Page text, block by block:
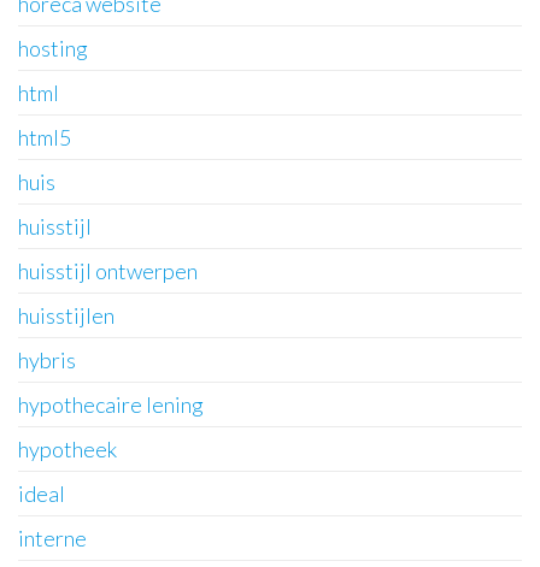
hosting
html
html5
huis
huisstijl
huisstijl ontwerpen
huisstijlen
hybris
hypothecaire lening
hypotheek
ideal
interne